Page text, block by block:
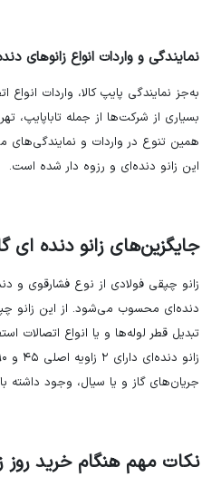
نمایندگی و واردات انواع زانوهای
به‌جز نمایندگی پایپ کالا، واردات انواع
بسیاری از شرکت‌ها از جمله تاباپایپ،
همین تنوع در واردات و نمایندگی‌های
این زانو دنده‌ای و رزوه دار شده است.
جایگزین‌های زانو دنده ای
زانو چپقی فولادی از نوع فشارقوی و
دنده‌ای محسوب می‌شود. از این زانو
تبدیل قطر لوله‌ها و یا انواع اتصالات
جریان‌های گاز و یا سیال، وجود داشته
نکات مهم هنگام خرید روز